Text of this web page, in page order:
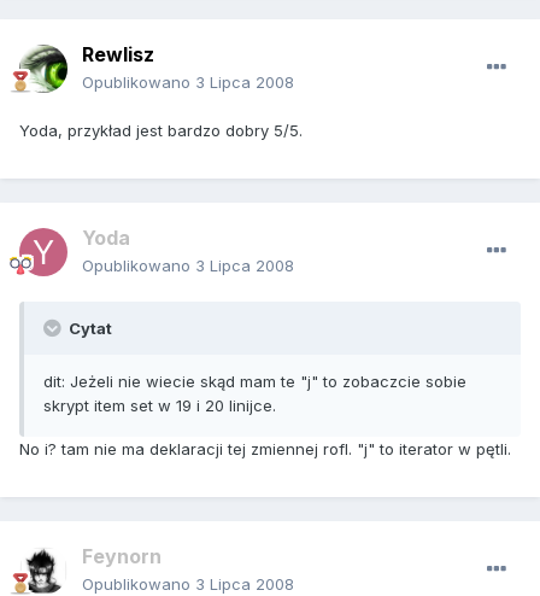
Rewlisz
Opublikowano 3 Lipca 2008
Yoda, przykład jest bardzo dobry 5/5.
Yoda
Opublikowano 3 Lipca 2008
Cytat
dit: Jeżeli nie wiecie skąd mam te "j" to zobaczcie sobie
skrypt item set w 19 i 20 linijce.
No i? tam nie ma deklaracji tej zmiennej rofl. "j" to iterator w pętli.
Feynorn
Opublikowano 3 Lipca 2008